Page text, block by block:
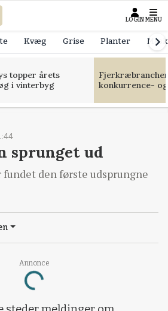
LOGIN MENU
Kvæg Grise Planter
topper årets
i vinterbyg
konkurrence-
Annonce
Loading...
sprunget ud
den første udsprungne